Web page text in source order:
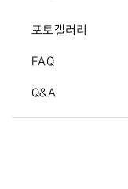
포토갤러리
FAQ
Q&A